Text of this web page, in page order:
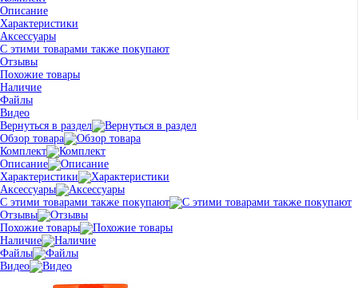
Описание
Характеристики
Аксессуары
С этими товарами также покупают
Отзывы
Похожие товары
Наличие
Файлы
Видео
Вернуться в раздел
Обзор товара
Комплект
Описание
Характеристики
Аксессуары
С этими товарами также покупают
Отзывы
Похожие товары
Наличие
Файлы
Видео